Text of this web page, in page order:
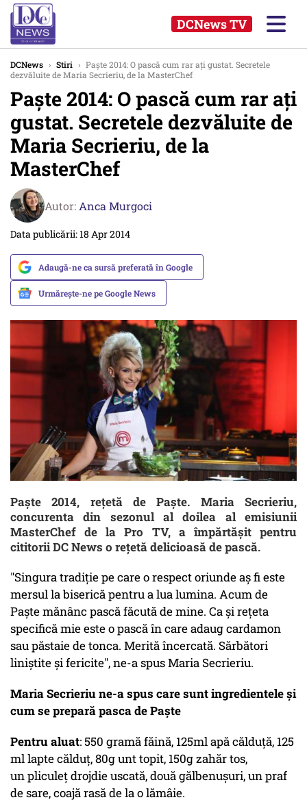
DCNews TV
DCNews › Stiri › Paște 2014: O pască cum rar ați gustat. Secretele
dezvăluite de Maria Secrieriu, de la MasterChef
Paște 2014: O pască cum rar ați
gustat. Secretele dezvăluite de
Maria Secrieriu, de la
MasterChef
Autor: Anca Murgoci
Data publicării: 18 Apr 2014
Adaugă-ne ca sursă preferată în Google
Urmărește-ne pe Google News
Paște 2014, rețetă de Paște. Maria Secrieriu,
concurenta din sezonul al doilea al emisiunii
MasterChef de la Pro TV, a împărtășit pentru
cititorii DC News o rețetă delicioasă de pască.
"Singura tradiție pe care o respect oriunde aș fi este
mersul la biserică pentru a lua lumina. Acum de
Paște mănânc pască făcută de mine. Ca și rețeta
specifică mie este o pască în care adaug cardamon
sau păstaie de tonca. Merită încercată. Sărbători
liniștite și fericite", ne-a spus Maria Secrieriu.
Maria Secrieriune-a spus care sunt ingredientele și
cum se prepară pasca de Paște
Pentru aluat: 550 gramă făină, 125ml apă călduță, 125
ml lapte călduț, 80g unt topit, 150g zahăr tos,
un pliculeț drojdie uscată, două gălbenușuri, un praf
de sare, coajă rasă de la o lămâie.